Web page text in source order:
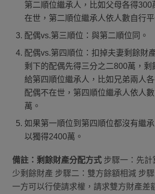
第二順位繼承人，比如父母各得300
在世，第二順位繼承人依人數自行
配偶vs.第三順位：與第二順位同。
配偶vs.第四順位：扣掉夫妻剩餘財
剩下的配偶先得三分之二800萬，剩
給第四順位繼承人，比如兄弟兩人
配偶不在世，第四順位繼承人依人
萬。
如果第一順位到第四順位都沒有繼
以獨得2400萬。
備註：剩餘財產分配方式 步驟一：先計
少剩餘財產 步驟二：雙方餘額相減 步
一方可以行使請求權，請求雙方財產差